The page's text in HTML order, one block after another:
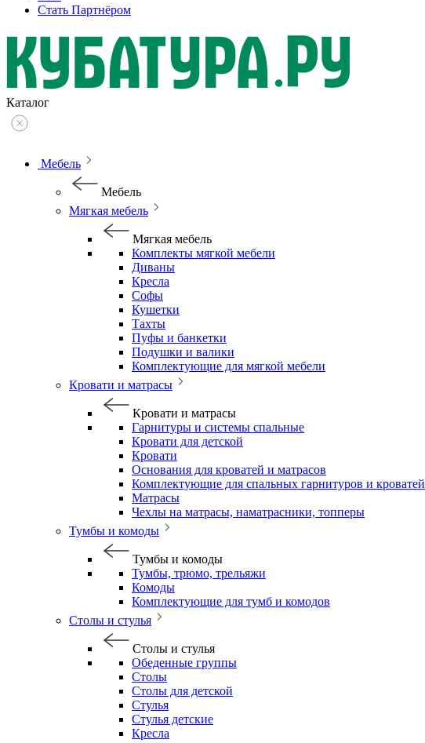
Стать Партнёром
Каталог
Мебель
Мебель
Мягкая мебель
Мягкая мебель
Комплекты мягкой мебели
Диваны
Кресла
Софы
Кушетки
Тахты
Пуфы и банкетки
Подушки и валики
Комплектующие для мягкой мебели
Кровати и матрасы
Кровати и матрасы
Гарнитуры и системы спальные
Кровати для детской
Кровати
Основания для кроватей и матрасов
Комплектующие для спальных гарнитуров и кроватей
Матрасы
Чехлы на матрасы, наматрасники, топперы
Тумбы и комоды
Тумбы и комоды
Тумбы, трюмо, трельяжи
Комоды
Комплектующие для тумб и комодов
Столы и стулья
Столы и стулья
Обеденные группы
Столы
Столы для детской
Стулья
Стулья детские
Кресла